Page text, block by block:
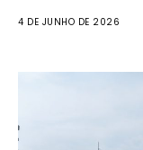
4 DE JUNHO DE 2026